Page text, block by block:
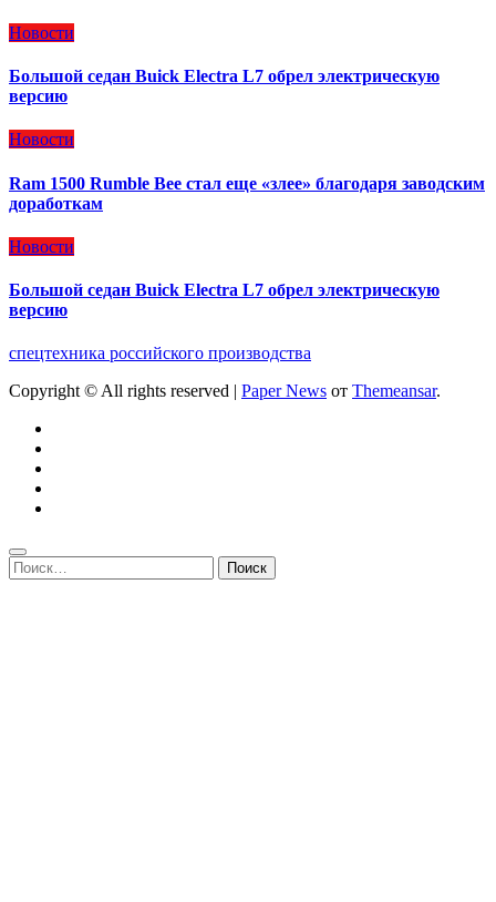
Новости
Большой седан Buick Electra L7 обрел электрическую
версию
Новости
Ram 1500 Rumble Bee стал еще «злее» благодаря заводским
доработкам
Новости
Большой седан Buick Electra L7 обрел электрическую
версию
спецтехника российского производства
Copyright © All rights reserved | Paper News от Themeansar.
Найти: